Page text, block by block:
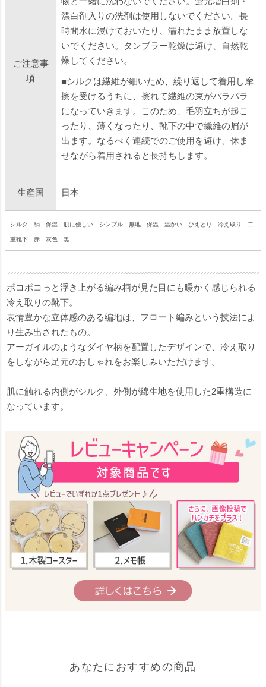
ご注意事
項
漂白剤入りの洗剤は使用しないでください。長
時間水に浸けておいたり、濡れたまま放置しな
いでください。タンブラー乾燥は避け、自然乾
燥してください。
■シルクは繊維が細いため、繰り返して着用し摩
擦を受けるうちに、擦れて繊維の束がバラバラ
になっていきます。このため、毛羽立ちが起こ
ったり、薄くなったり、靴下の中で繊維の屑が
出ます。なるべく連続でのご使用を避け、休ま
せながら着用されると長持ちします。
生産国 日本
シルク 絹 保湿 肌に優しい シンプル 無地 保温 温かい ひえとり 冷え取り 二
重靴下 赤 灰色 黒
ポコポコっと浮き上がる編み柄が見た目にも暖かく感じられる
冷え取りの靴下。
表情豊かな立体感のある編地は、フロート編みという技法によ
り生み出されたもの。
アーガイルのようなダイヤ柄を配置したデザインで、冷え取り
をしながら足元のおしゃれをお楽しみいただけます。
肌に触れる内側がシルク、外側が綿生地を使用した2重構造に
なっています。
あなたにおすすめの商品